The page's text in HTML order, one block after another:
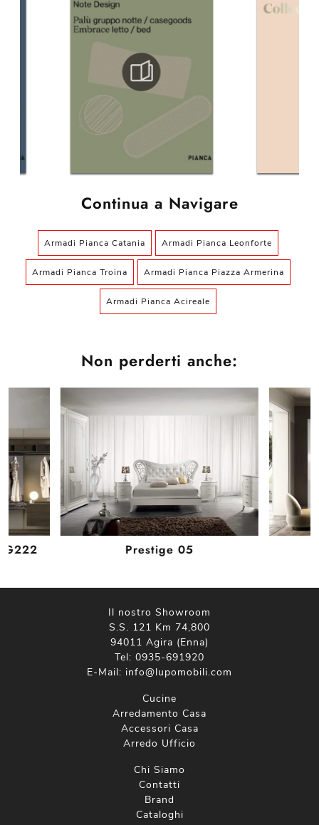
Continua a Navigare
Armadi Pianca Catania Armadi Pianca Leonforte
Armadi Pianca Troina Armadi Pianca Piazza Armerina
Armadi Pianca Acireale
Non perderti anche:
G222 Prestige 05
Il nostro Showroom
S.S. 121 Km 74,800
94011 Agira (Enna)
Tel: 0935-691920
E-Mail: info@lupomobili.com
Cucine
Arredamento Casa
Accessori Casa
Arredo Ufficio
Chi Siamo
Contatti
Brand
Cataloghi